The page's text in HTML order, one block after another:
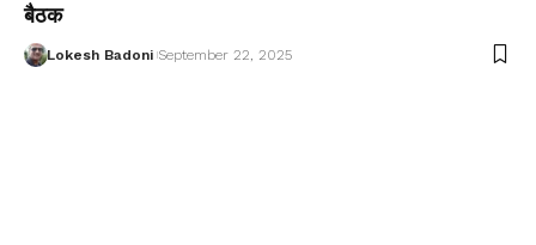
बैठक
Lokesh Badoni September 22, 2025